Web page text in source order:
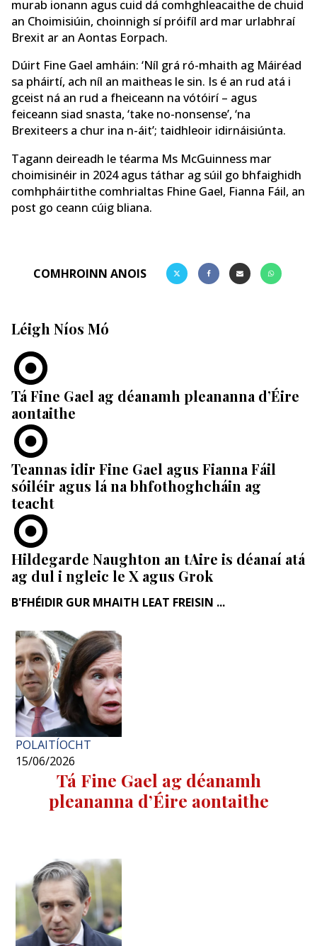
murab ionann agus cuid dá comhghleacaithe de chuid
an Choimisiúin, choinnigh sí próifíl ard mar urlabhraí
Brexit ar an Aontas Eorpach.
Dúirt Fine Gael amháin: ‘Níl grá ró-mhaith ag Máiréad
sa pháirtí, ach níl an maitheas le sin. Is é an rud atá i
gceist ná an rud a fheiceann na vótóirí – agus
feiceann siad snasta, ‘take no-nonsense’, ‘na
Brexiteers a chur ina n-áit’; taidhleoir idirnáisiúnta.
Tagann deireadh le téarma Ms McGuinness mar
choimisinéir in 2024 agus táthar ag súil go bhfaighidh
comhpháirtithe comhrialtas Fhine Gael, Fianna Fáil, an
post go ceann cúig bliana.
COMHROINN ANOIS
Léigh Níos Mó
Tá Fine Gael ag déanamh pleananna d’Éire
aontaithe
Teannas idir Fine Gael agus Fianna Fáil
sóiléir agus lá na bhfothoghcháin ag
teacht
Hildegarde Naughton an tAire is déanaí atá
ag dul i ngleic le X agus Grok
B'FHÉIDIR GUR MHAITH LEAT FREISIN ...
POLAITÍOCHT
15/06/2026
Tá Fine Gael ag déanamh
pleananna d’Éire aontaithe